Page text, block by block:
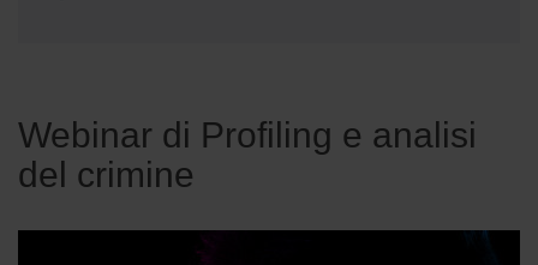
Webinar di Profiling e analisi
del crimine